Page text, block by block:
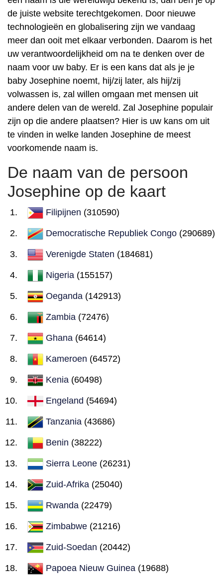
de juiste website terechtgekomen. Door nieuwe
technologieën en globalisering zijn we vandaag
meer dan ooit met elkaar verbonden. Daarom is het
uw verantwoordelijkheid om na te denken over de
naam voor uw baby. Er is een kans dat als je je
baby Josephine noemt, hij/zij later, als hij/zij
volwassen is, zal willen omgaan met mensen uit
andere delen van de wereld. Zal Josephine populair
zijn op die andere plaatsen? Hier is uw kans om uit
te vinden in welke landen Josephine de meest
voorkomende naam is.
De naam van de persoon
Josephine op de kaart
Filipijnen (310590)
Democratische Republiek Congo (290689)
Verenigde Staten (184681)
Nigeria (155157)
Oeganda (142913)
Zambia (72476)
Ghana (64614)
Kameroen (64572)
Kenia (60498)
Engeland (54694)
Tanzania (43686)
Benin (38222)
Sierra Leone (26231)
Zuid-Afrika (25040)
Rwanda (22479)
Zimbabwe (21216)
Zuid-Soedan (20442)
Papoea Nieuw Guinea (19688)